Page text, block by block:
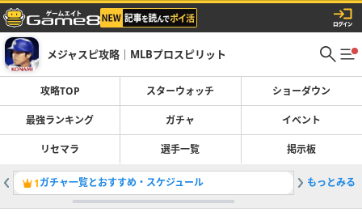
メジャスピ攻略｜MLBプロスピリット
攻略TOP スターウォッチ ショーダウン
最強ランキング ガチャ イベント
リセマラ 選手一覧 掲示板
1ガチャ一覧とおすすめ・スケジュール 2最強選
もっとみる